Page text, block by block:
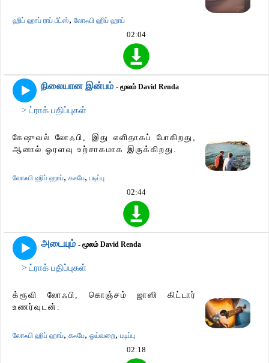
ஹிப் ஹாப் ராப் பீட்ஸ், லோஃபி ஹிப் ஹாப்
02:04
நிலையான இன்பம் - மூலம் David Renda
> ட்ராக் பதிப்புகள்
கேஷுவல் லோஃபி, இது எளிதாகப் போகிறது,
ஆனால் ஓரளவு உற்சாகமாக இருக்கிறது.
லோஃபி ஹிப் ஹாப், கஃபே, படிப்பு
02:44
அடையும் - மூலம் David Renda
> ட்ராக் பதிப்புகள்
க்ரூவி லோஃபி, கொஞ்சம் ஜாஸி கிட்டார்
உணர்வுடன்.
லோஃபி ஹிப் ஹாப், கஃபே, ஓய்வறை, படிப்பு
02:18